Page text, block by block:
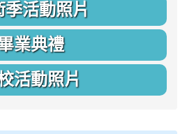
季活動照片
業典禮
活動照片